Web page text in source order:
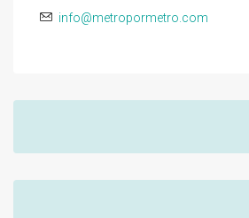
info@metropormetro.com